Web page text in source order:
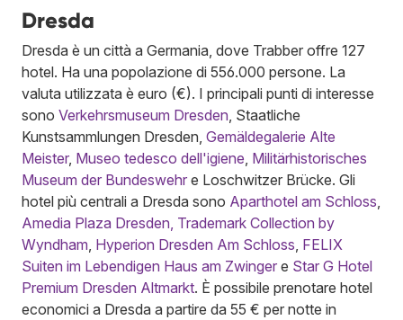
Dresda
Dresda è un città a Germania, dove Trabber offre 127
hotel. Ha una popolazione di 556.000 persone. La
valuta utilizzata è euro (€). I principali punti di interesse
sono Verkehrsmuseum Dresden , Staatliche
Kunstsammlungen Dresden, Gemäldegalerie Alte
Meister, Museo tedesco dell'igiene Militärhistorisches
Museum der Bundeswehr e Loschwitzer Brücke. Gli
hotel più centrali a Dresda sono Aparthotel am Schloss
Amedia Plaza Dresden, Trademark Collection by
Wyndham Hyperion Dresden Am Schloss FELIX
Suiten im Lebendigen Haus am Zwinger e Star G Hotel
Premium Dresden Altmarkt. È possibile prenotare hotel
economici a Dresda a partire da 55 € per notte in